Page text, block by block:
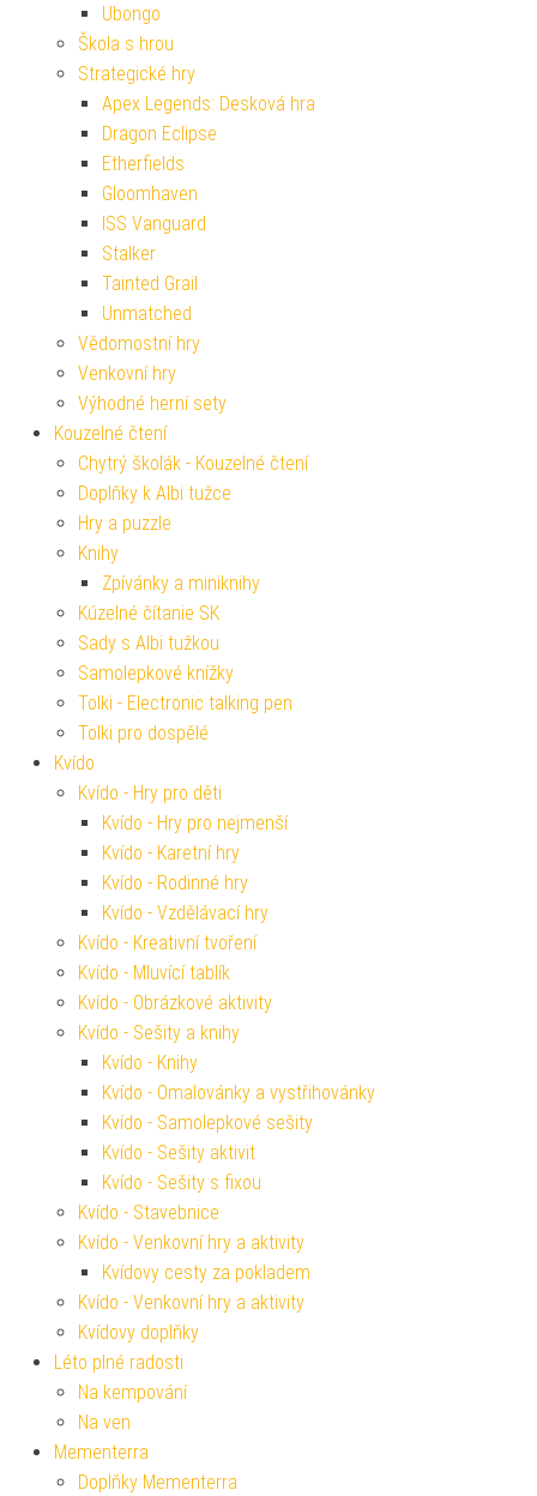
Ubongo
Škola s hrou
Strategické hry
Apex Legends: Desková hra
Dragon Eclipse
Etherfields
Gloomhaven
ISS Vanguard
Stalker
Tainted Grail
Unmatched
Vědomostní hry
Venkovní hry
Výhodné herní sety
Kouzelné čtení
Chytrý školák - Kouzelné čtení
Doplňky k Albi tužce
Hry a puzzle
Knihy
Zpívánky a miniknihy
Kúzelné čítanie SK
Sady s Albi tužkou
Samolepkové knížky
Tolki - Electronic talking pen
Tolki pro dospělé
Kvído
Kvído - Hry pro děti
Kvído - Hry pro nejmenší
Kvído - Karetní hry
Kvído - Rodinné hry
Kvído - Vzdělávací hry
Kvído - Kreativní tvoření
Kvído - Mluvící tablík
Kvído - Obrázkové aktivity
Kvído - Sešity a knihy
Kvído - Knihy
Kvído - Omalovánky a vystřihovánky
Kvído - Samolepkové sešity
Kvído - Sešity aktivit
Kvído - Sešity s fixou
Kvído - Stavebnice
Kvído - Venkovní hry a aktivity
Kvídovy cesty za pokladem
Kvído - Venkovní hry a aktivity
Kvídovy doplňky
Léto plné radosti
Na kempování
Na ven
Mementerra
Doplňky Mementerra